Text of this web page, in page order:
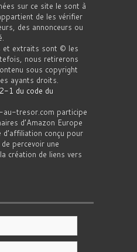
sur ce site le sont à
de les vérifier
des annonceurs ou
et extraits sont © les
nous retirerons
sous copyright
ayants droits.
1 du code du
au-tresor.com participe
d’Amazon Europe
d’affiliation conçu pour
percevoir une
création de liens vers